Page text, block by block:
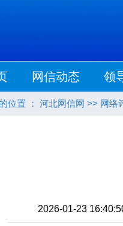
网信动态 领
位置 ： 河北网信网 >> 网络
2026-01-23